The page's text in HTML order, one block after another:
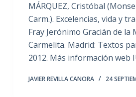
MÁRQUEZ, Cristóbal
Carm.). Excelencias, vida y
Fray Jerónimo Gracián de la
Carmelita. Madrid: Textos
2012. Más información web
JAVIER REVILLA CANORA 24